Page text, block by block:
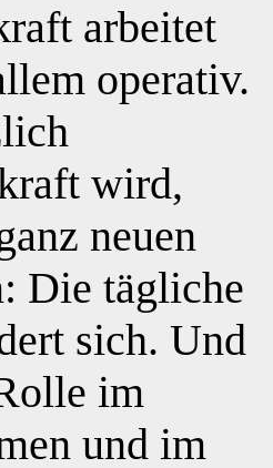
arbeitet
operativ.
wird,
neuen
Die tägliche
sich. Und
im
und im